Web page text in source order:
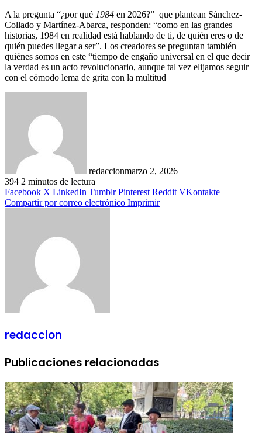
A la pregunta “¿por qué 1984 en 2026?” que plantean Sánchez-
Collado y Martínez-Abarca, responden: “como en las grandes
historias, 1984 en realidad está hablando de ti, de quién eres o de
quién puedes llegar a ser”. Los creadores se preguntan también
quiénes somos en este “tiempo de engaño universal en el que decir
la verdad es un acto revolucionario, aunque tal vez elijamos seguir
con el cómodo lema de grita con la multitud
redaccionmarzo 2, 2026
394 2 minutos de lectura
Facebook X LinkedIn Tumblr Pinterest Reddit VKontakte
Compartir por correo electrónico Imprimir
redaccion
Publicaciones relacionadas